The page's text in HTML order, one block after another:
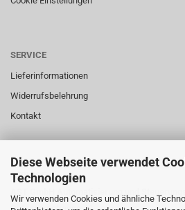
Diese Webseite verwendet
Technologien
Wir verwenden Cookies und ähnliche
SERVICE
Lieferinformationen
Widerrufsbelehrung
Kontakt
SERVICE